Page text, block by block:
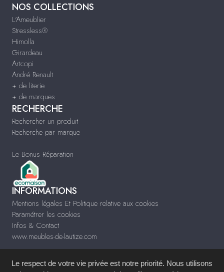
NOS COLLECTIONS
L'Ameublier
Stressless®
Himolla
Girardeau
Artcopi
André Renault
+ de literie
+ de marques
RECHERCHE
Rechercher un produit
Recherche par marque
Le Bonus Réparation
INFORMATIONS
Mentions légales Et Politique relative aux cookies
Paramétrer les cookies
Infos & Contact
www.meubles-de-lautize.com
Le respect de votre vie privée est notre priorité. Nous utilisons